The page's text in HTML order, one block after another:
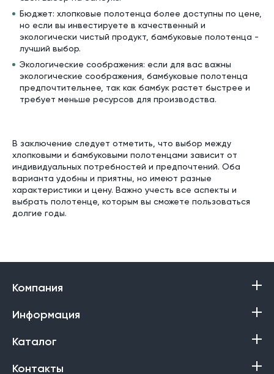
Бюджет: хлопковые полотенца более доступны по цене,
но если вы инвестируете в качественный и
экологически чистый продукт, бамбуковые полотенца -
лучший выбор.
Экологические соображения: если для вас важны
экологические соображения, бамбуковые полотенца
предпочтительнее, так как бамбук растет быстрее и
требует меньше ресурсов для производства.
В заключение следует отметить, что выбор между
хлопковыми и бамбуковыми полотенцами зависит от
индивидуальных потребностей и предпочтений. Оба
варианта удобны и приятны, но имеют разные
характеристики и цену. Важно учесть все аспекты и
выбрать полотенце, которым вы сможете пользоваться
долгие годы.
Компания
Информация
Каталог
Контакты